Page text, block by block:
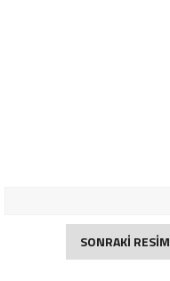
SONRAKİ RESİM